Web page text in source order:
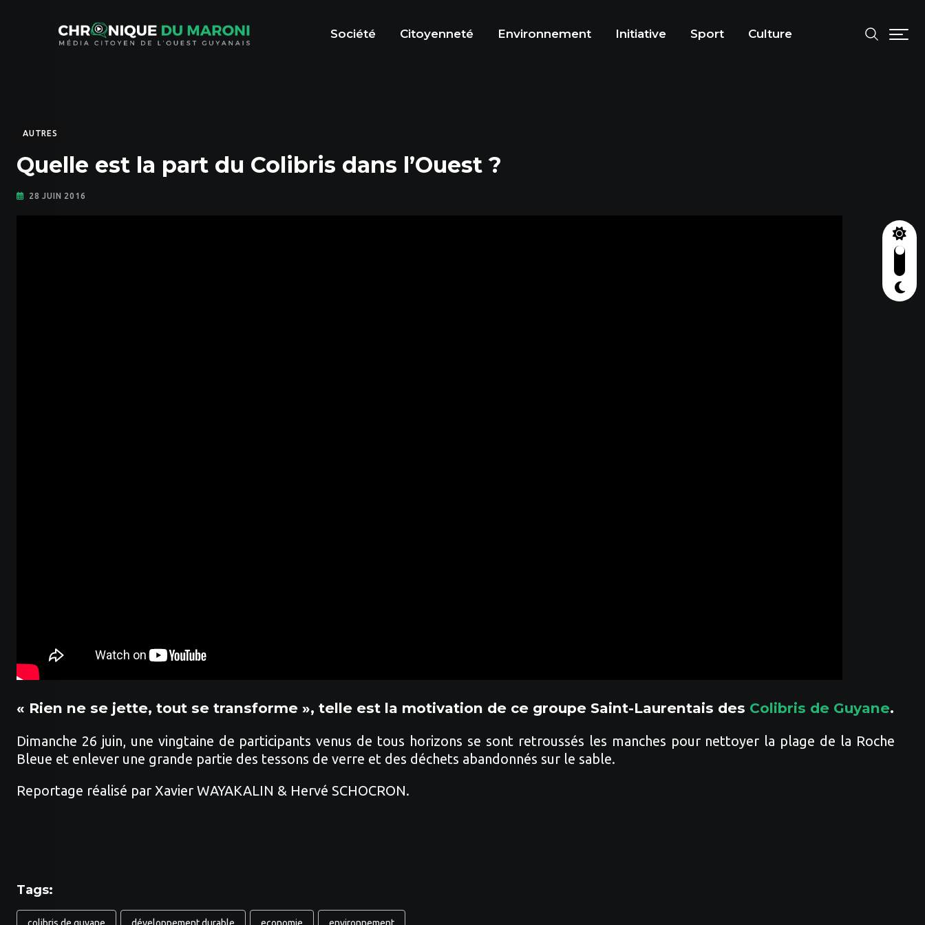
Société Citoyenneté Environnement Initiative Sport Culture
AUTRES
Quelle est la part du Colibris dans l’Ouest ?
28 JUIN 2016
« Rien ne se jette, tout se transforme », telle est la motivation de ce groupe Saint-Laurentais des Colibris de Guyane.
Dimanche 26 juin, une vingtaine de participants venus de tous horizons se sont retroussés les manches pour nettoyer la plage de la Roche
Bleue et enlever une grande partie des tessons de verre et des déchets abandonnés sur le sable.
Reportage réalisé par Xavier WAYAKALIN & Hervé SCHOCRON.
Tags: